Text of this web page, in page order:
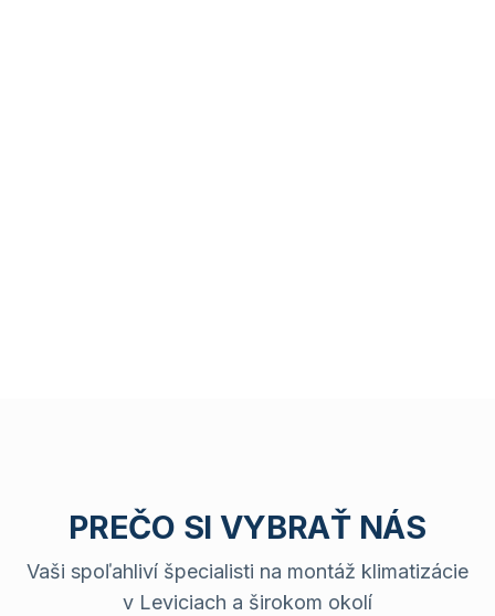
PREČO SI VYBRAŤ NÁS
Vaši spoľahliví špecialisti na montáž klimatizácie
v Leviciach a širokom okolí